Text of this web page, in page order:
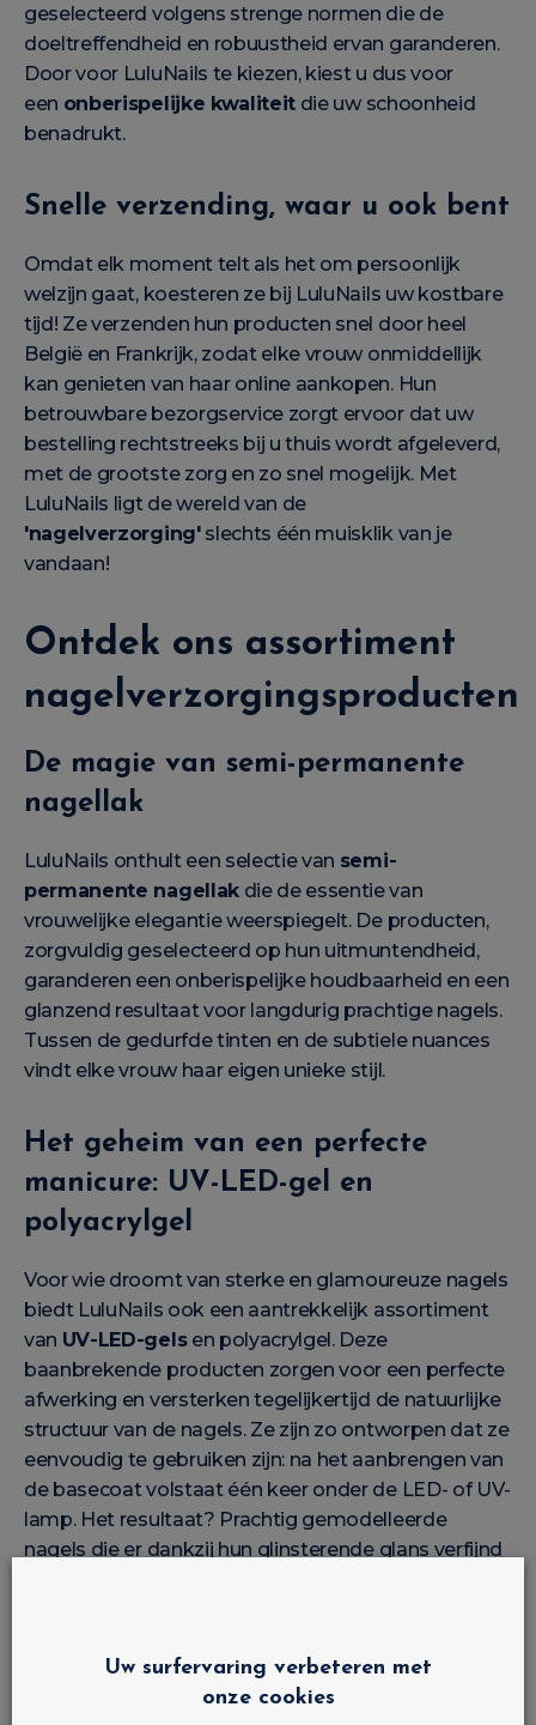
geselecteerd volgens strenge normen die de
doeltreffendheid en robuustheid ervan garanderen.
Door voor LuluNails te kiezen, kiest u dus voor
een onberispelijke kwaliteit die uw schoonheid
benadrukt.
Snelle verzending, waar u ook bent
Omdat elk moment telt als het om persoonlijk
welzijn gaat, koesteren ze bij LuluNails uw kostbare
tijd! Ze verzenden hun producten snel door heel
België en Frankrijk, zodat elke vrouw onmiddellijk
kan genieten van haar online aankopen. Hun
betrouwbare bezorgservice zorgt ervoor dat uw
bestelling rechtstreeks bij u thuis wordt afgeleverd,
met de grootste zorg en zo snel mogelijk. Met
LuluNails ligt de wereld van de
'nagelverzorging'slechts één muisklik van je
vandaan!
Ontdek ons assortiment
nagelverzorgingsproducten
De magie van semi-permanente
nagellak
LuluNails onthult een selectie van semi-
permanente nagellakdie de essentie van
vrouwelijke elegantie weerspiegelt. De producten,
zorgvuldig geselecteerd op hun uitmuntendheid,
garanderen een onberispelijke houdbaarheid en een
glanzend resultaat voor langdurig prachtige nagels.
Tussen de gedurfde tinten en de subtiele nuances
vindt elke vrouw haar eigen unieke stijl.
Het geheim van een perfecte
manicure: UV-LED-gel en
polyacrylgel
Voor wie droomt van sterke en glamoureuze nagels
biedt LuluNails ook een aantrekkelijk assortiment
van UV-LED-gelsen polyacrylgel. Deze
baanbrekende producten zorgen voor een perfecte
afwerking en versterken tegelijkertijd de natuurlijke
structuur van de nagels. Ze zijn zo ontworpen dat ze
eenvoudig te gebruiken zijn: na het aanbrengen van
de basecoat volstaat één keer onder de LED- of UV-
lamp. Het resultaat? Prachtig gemodelleerde
nagels die er dankzij hun glinsterende glans verfijnd
Capsules en accessoires: de
finishing touch voor je kunstnagels
Uw surfervaring verbeteren met
onze cookies